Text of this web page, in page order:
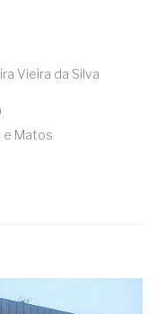
Vieira da Silva
e Matos